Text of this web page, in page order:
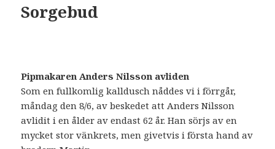
Sorgebud
Pipmakaren Anders Nilsson avliden
Som en fullkomlig kalldusch nåddes vi i förrgår,
måndag den 8/6, av beskedet att Anders Nilsson
avlidit i en ålder av endast 62 år. Han sörjs av en
mycket stor vänkrets, men givetvis i första hand av